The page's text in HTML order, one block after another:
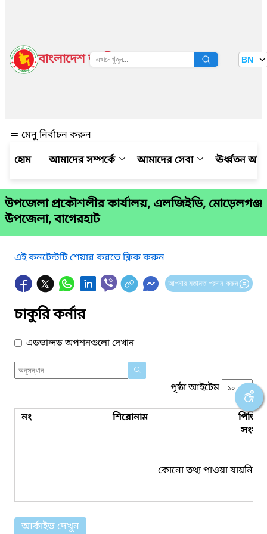
বাংলাদেশ জাতীয় তথ্য বাতায়ন BN
মেনু নির্বাচন করুন
আমাদের সম্পর্কে
আমাদের সেবা ঊর্ধ্বতন
উপজেলা প্রকৌশলীর কার্যালয়, এলজিইডি, মোড়েলগঞ্জ
উপজেলা, বাগেরহাট
এই কনটেন্টটি শেয়ার করতে ক্লিক করুন
আপনার মতামত প্রদান করুন
চাকুরি কর্নার
এডভান্সড অপশনগুলো দেখান
পৃষ্ঠা আইটেম
নং শিরোনাম
কোনো তথ্য পাওয়া যায়নি।
আর্কাইভ দেখুন